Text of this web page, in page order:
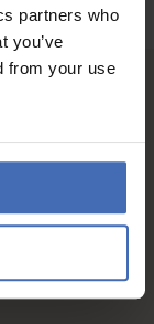
partners who
you’ve
from your use